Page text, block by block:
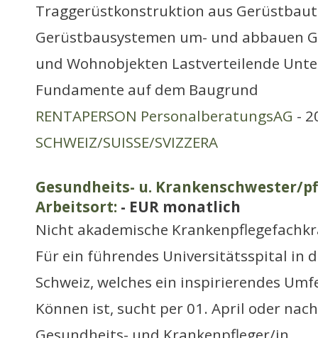
Traggerüstkonstruktion aus
Gerüstbausystemen um- und abbauen
und Wohnobjekten Lastverteilende
Fundamente auf dem Baugrund
RENTAPERSON PersonalberatungsAG -
SCHWEIZ/SUISSE/SVIZZERA
Gesundheits- u. Krankenschwester/
Arbeitsort: - EUR monatlich
Nicht akademische
Für ein führendes Universitätsspital in
Schweiz, welches ein inspirierendes
Können ist, sucht per 01. April oder